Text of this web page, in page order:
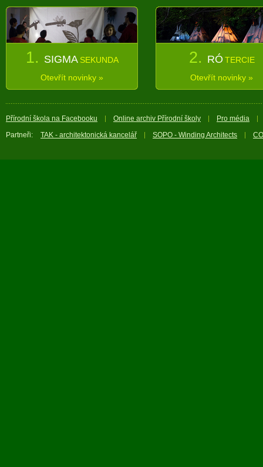
1. SIGMA SEKUNDA
Otevřít novinky »
2. RÓ TERCIE
Otevřít novinky »
Přírodní škola na Facebooku Online archiv Přírodní školy
Pro média
Partneři:
TAK - architektonická kancelář SOPO - Winding Architects